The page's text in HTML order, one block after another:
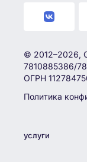
© 2012–2026,
7810885386/
ОГРН
Политика
услуги